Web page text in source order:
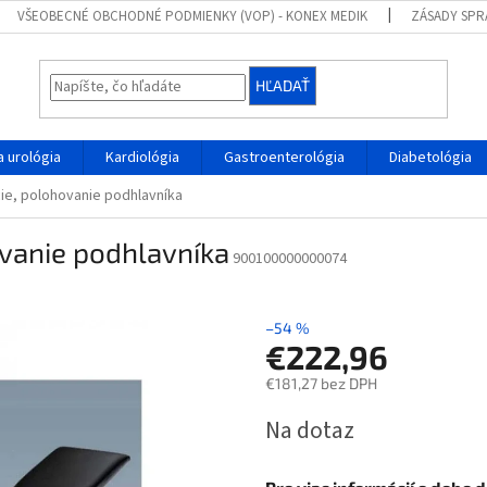
VŠEOBECNÉ OBCHODNÉ PODMIENKY (VOP) - KONEX MEDIK ZÁSADY
HĽADAŤ
urológia Kardiológia Gastroenterológia Diabetológia
polohovanie podhlavníka
podhlavníka 900100000000074
–54 %
€222,96
€181,27 bez DPH
cena:
Na dotaz